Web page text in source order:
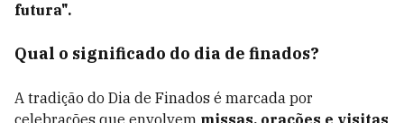
futura".
Qual o significado do dia de finados?
A tradição do Dia de Finados é marcada por
celebrações que envolvem missas, orações e visitas